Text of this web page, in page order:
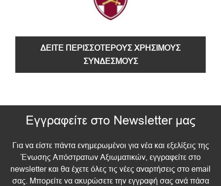
ΔΕΙΤΕ ΠΕΡΙΣΣΟΤΕΡΟΥΣ ΧΡΗΣΙΜΟΥΣ
ΣΥΝΔΕΣΜΟΥΣ
Εγγραφείτε στο Newsletter μας
Για να είστε πάντα ενημερωμένοι για νέα και εξελίξεις της
Ένωσης Απόστρατων Αξιωματικών, εγγραφείτε στο
newsletter και θα έχετε όλες τις νέες αναρτήσεις στο email
σας. Μπορείτε να ακυρώσετε την εγγραφή σας ανά πάσα